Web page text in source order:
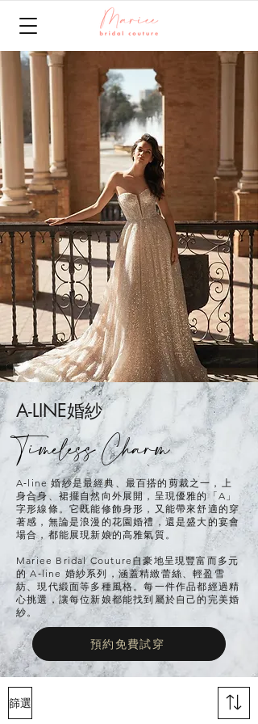
A-LINE婚紗
Timeless Charm
A‑line 婚紗是最經典、最百搭的剪裁之一，上
身合身、裙擺自然向外展開，呈現優雅的「A」
字形線條。它既能修飾身形，又能帶來舒適的穿
著感，無論是浪漫的花園婚禮，還是盛大的宴會
場合，都能展現新娘的高雅氣質。
Mariee Bridal Couture自豪地呈現豐富而多元
的 A‑line 婚紗系列，涵蓋精緻蕾絲、輕盈雪
紡、現代緞面等多種風格。每一件作品都經過精
心挑選，讓每位新娘都能找到屬於自己的完美婚
紗。
預約免費試穿
篩選